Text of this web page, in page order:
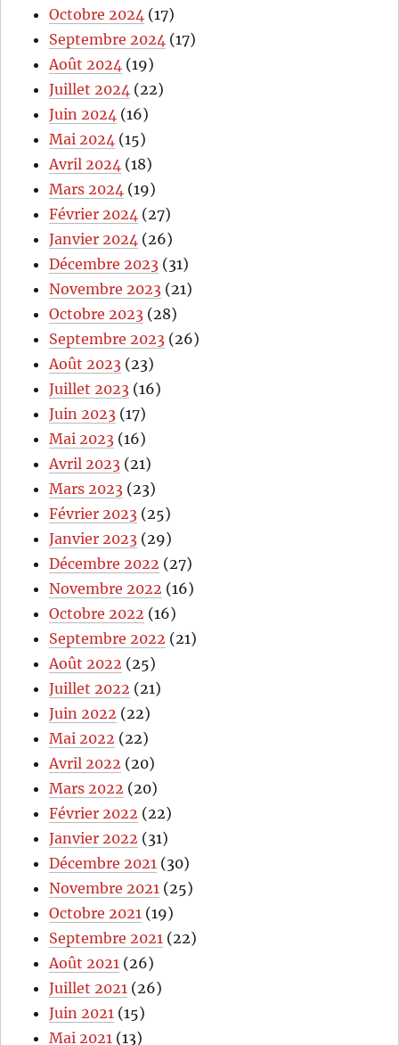
Octobre 2024 (17)
Septembre 2024 (17)
Août 2024 (19)
Juillet 2024 (22)
Juin 2024 (16)
Mai 2024 (15)
Avril 2024 (18)
Mars 2024 (19)
Février 2024 (27)
Janvier 2024 (26)
Décembre 2023 (31)
Novembre 2023 (21)
Octobre 2023 (28)
Septembre 2023 (26)
Août 2023 (23)
Juillet 2023 (16)
Juin 2023 (17)
Mai 2023 (16)
Avril 2023 (21)
Mars 2023 (23)
Février 2023 (25)
Janvier 2023 (29)
Décembre 2022 (27)
Novembre 2022 (16)
Octobre 2022 (16)
Septembre 2022 (21)
Août 2022 (25)
Juillet 2022 (21)
Juin 2022 (22)
Mai 2022 (22)
Avril 2022 (20)
Mars 2022 (20)
Février 2022 (22)
Janvier 2022 (31)
Décembre 2021 (30)
Novembre 2021 (25)
Octobre 2021 (19)
Septembre 2021 (22)
Août 2021 (26)
Juillet 2021 (26)
Juin 2021 (15)
Mai 2021 (13)